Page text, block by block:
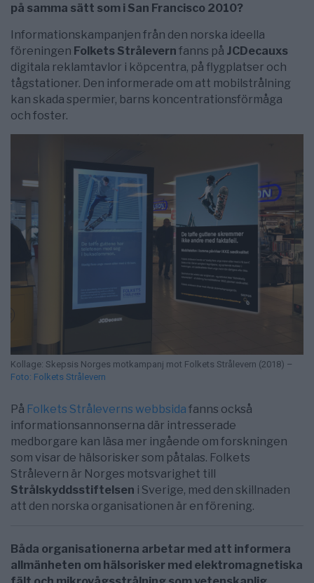
på samma sätt som i San Francisco 2010?
Informationskampanjen från den norska ideella
föreningen Folkets Strålevern fanns på JCDecauxs
digitala reklamtavlor i köpcentra, på flygplatser och
tågstationer. Den informerade om att mobilstrålning
kan skada spermier, barns koncentrationsförmåga
och foster.
Kollage: Skepsis Norges motkampanj mot Folkets Strålevern (2018) –
Foto: Folkets Strålevern
På Folkets Stråleverns webbsida fanns också
informationsannonserna där intresserade
medborgare kan läsa mer ingående om forskningen
som visar de hälsorisker som påtalas. Folkets
Strålevern är Norges motsvarighet till
Strålskyddsstiftelsen i Sverige, med den skillnaden
att den norska organisationen är en förening.
Båda organisationerna arbetar med att informera
allmänheten om hälsorisker med elektromagnetiska